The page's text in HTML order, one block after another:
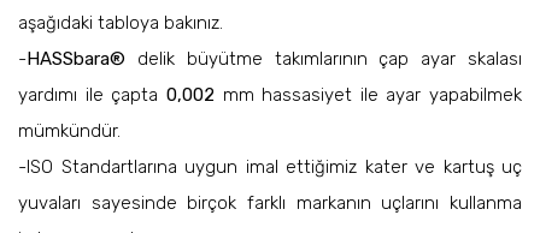
aşağıdaki tabloya bakınız.
-HASSbara® delik büyütme takımlarının çap ayar skalası
yardımı ile çapta 0,002 mm hassasiyet ile ayar yapabilmek
mümkündür.
-ISO Standartlarına uygun imal ettiğimiz kater ve kartuş uç
yuvaları sayesinde birçok farklı markanın uçlarını kullanma